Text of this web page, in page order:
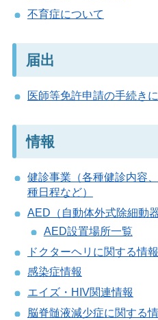
不育症について
届出
医師等免許申請の手続き
情報
健診事業（各種健診内容
種日程など）
AED（自動体外式除細動
AED設置場所一覧
ドクターヘリに関する情報
感染症情報
エイズ・HIV関連情報
脳脊髄液減少症に関する